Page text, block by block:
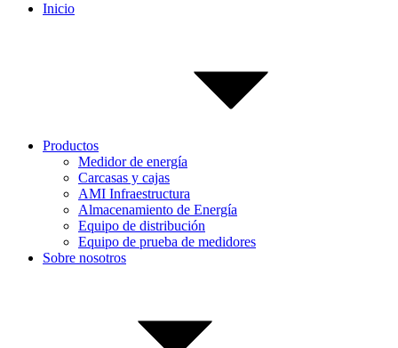
Inicio
Productos
Medidor de energía
Carcasas y cajas
AMI Infraestructura
Almacenamiento de Energía
Equipo de distribución
Equipo de prueba de medidores
Sobre nosotros